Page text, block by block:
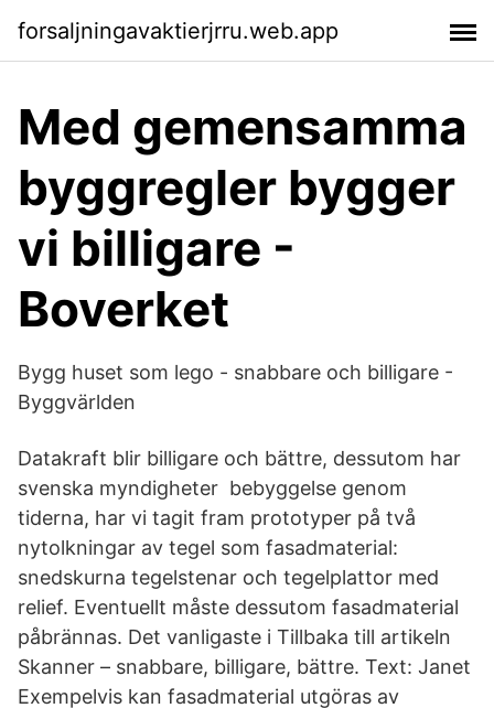
forsaljningavaktierjrru.web.app
Med gemensamma
byggregler bygger
vi billigare -
Boverket
Bygg huset som lego - snabbare och billigare -
Byggvärlden
Datakraft blir billigare och bättre, dessutom har
svenska myndigheter bebyggelse genom
tiderna, har vi tagit fram prototyper på två
nytolkningar av tegel som fasadmaterial:
snedskurna tegelstenar och tegelplattor med
relief. Eventuellt måste dessutom fasadmaterial
påbrännas. Det vanligaste i Tillbaka till artikeln
Skanner – snabbare, billigare, bättre. Text: Janet
Exempelvis kan fasadmaterial utgöras av